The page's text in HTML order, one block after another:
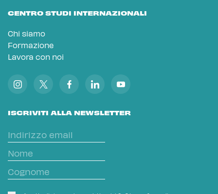
CENTRO STUDI INTERNAZIONALI
Chi siamo
Formazione
Lavora con noi
ISCRIVITI ALLA NEWSLETTER